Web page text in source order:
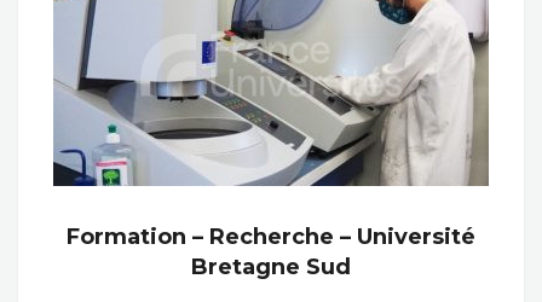
Formation – Recherche – Université
Bretagne Sud